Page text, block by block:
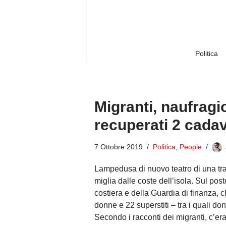
Politica
Migranti,
recuperati 2
7 Ottobre 2019 Politica People
Lampedusa di nuovo teatro di una
miglia dalle coste dell’isola. Sul
costiera e della Guardia di finanza,
donne e 22 superstiti – tra i quali
Secondo i racconti dei migranti,